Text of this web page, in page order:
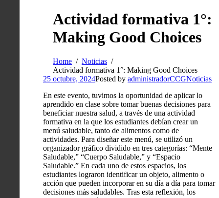
Actividad formativa 1°:
Making Good Choices
Home
Noticias
Actividad formativa 1°: Making Good Choices
25 octubre, 2024Posted by administradorCCGNoticias
En este evento, tuvimos la oportunidad de aplicar lo
aprendido en clase sobre tomar buenas decisiones para
beneficiar nuestra salud, a través de una actividad
formativa en la que los estudiantes debían crear un
menú saludable, tanto de alimentos como de
actividades. Para diseñar este menú, se utilizó un
organizador gráfico dividido en tres categorías: “Mente
Saludable,” “Cuerpo Saludable,” y “Espacio
Saludable.” En cada uno de estos espacios, los
estudiantes lograron identificar un objeto, alimento o
acción que pueden incorporar en su día a día para tomar
decisiones más saludables. Tras esta reflexión, los